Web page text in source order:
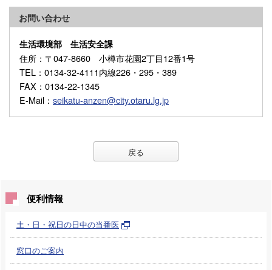
お問い合わせ
生活環境部 生活安全課
住所 ：〒047-8660 小樽市花園2丁目12番1号
TEL ：0134-32-4111内線226・295・389
FAX ：0134-22-1345
E-Mail ： seikatu-anzen@city.otaru.lg.jp
戻る
便利情報
土・日・祝日の日中の当番医
窓口のご案内